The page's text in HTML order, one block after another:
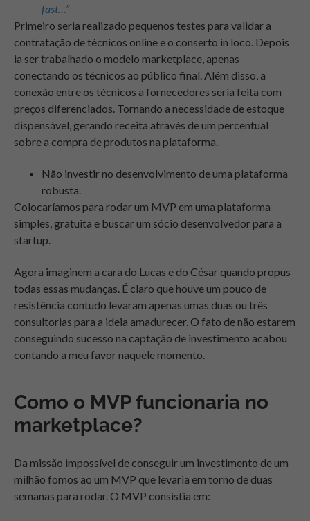
fast…”
Primeiro seria realizado pequenos testes para validar a
contratação de técnicos online e o conserto in loco. Depois
ia ser trabalhado o modelo marketplace, apenas
conectando os técnicos ao público final. Além disso, a
conexão entre os técnicos a fornecedores seria feita com
preços diferenciados. Tornando a necessidade de estoque
dispensável, gerando receita através de um percentual
sobre a compra de produtos na plataforma.
Não investir no desenvolvimento de uma plataforma
robusta.
Colocaríamos para rodar um MVP em uma plataforma
simples, gratuita e buscar um sócio desenvolvedor para a
startup.
Agora imaginem a cara do Lucas e do César quando propus
todas essas mudanças. É claro que houve um pouco de
resistência contudo levaram apenas umas duas ou três
consultorias para a ideia amadurecer. O fato de não estarem
conseguindo sucesso na captação de investimento acabou
contando a meu favor naquele momento.
Como o MVP funcionaria no
marketplace?
Da missão impossível de conseguir um investimento de um
milhão fomos ao um MVP que levaria em torno de duas
semanas para rodar. O MVP consistia em: